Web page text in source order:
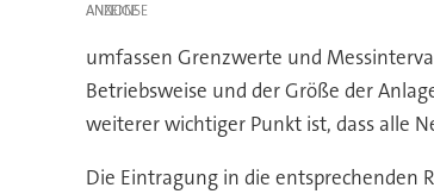
ANZEIGE
umfassen Grenzwerte und
Betriebsweise und der Größe der
weiterer wichtiger Punkt ist, dass alle
Die Eintragung in die entsprechenden